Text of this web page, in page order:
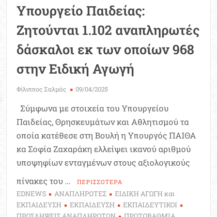
Υπουργείο Παιδείας:
Ζητούνται 1.102 αναπληρωτές
δάσκαλοι εκ των οποίων 968
στην Ειδική Αγωγή
Φίλιππος Σαλμάς 09/04/2025
Σύμφωνα με στοιχεία του Υπουργείου
Παιδείας, Θρησκευμάτων και Αθλητισμού τα
οποία κατέθεσε στη Βουλή η Υπουργός ΠΑΙΘΑ
κα Σοφία Ζαχαράκη ελλείψει ικανού αριθμού
υποψηφίων ενταγμένων στους αξιολογικούς
πίνακες του …
ΠΕΡΙΣΣΟΤΕΡΑ
EDNEWS ΑΝΑΠΛΗΡΩΤΕΣ
ΕΙΔΙΚΗ ΑΓΩΓΗ και
ΕΚΠΑΙΔΕΥΣΗ
ΕΚΠΑΙΔΕΥΣΗ
ΕΚΠΑΙΔΕΥΤΙΚΟΙ